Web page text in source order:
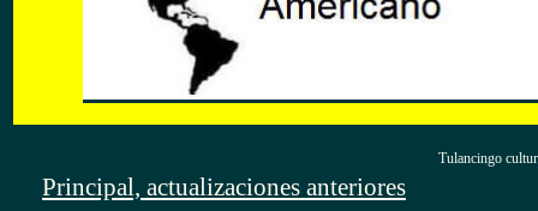
Tulancingo
Principal, actualizaciones anteriores